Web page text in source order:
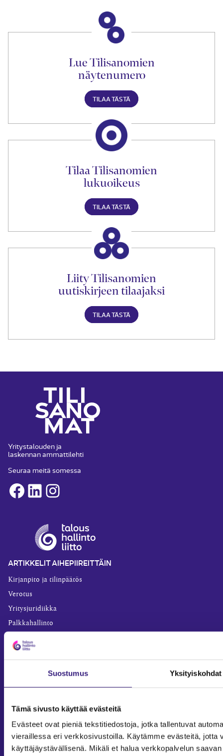
Suostumus Yksityiskohdat
Tämä sivusto käyttää evästeitä
Evästeet ovat pieniä tekstitiedostoja, jotka tallentuvat
vieraillessa eri verkkosivustoilla. Käytämme evästeitä, jotta
käyttäjäystävällisenä. Mikäli et halua verkkopalvelun
Lue Tilisanomien
näytenumero
TILAA TÄSTÄ
Tilaa Tilisanomien
lukuoikeus
TILAA TÄSTÄ
Liity Tilisanomien
uutiskirjeen tilaajaksi
TILAA TÄSTÄ
Yritystalouden ja
laskennan ammattilehti
Seuraa meitä somessa
Facebook
LinkedInInstagram
ARTIKKELIT AIHEPIIREITTÄIN
Kirjanpito ja tilinpäätös
Verotus
Yritysjuridiikka
Palkkahallinto
Työoikeus
Julkishallinto
Yritysvastuu
Tilintarkastus
Työ ja ura